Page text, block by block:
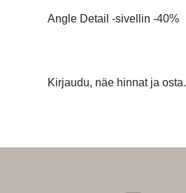
Angle Detail -sivellin -40%
Kirjaudu, näe hinnat ja osta.